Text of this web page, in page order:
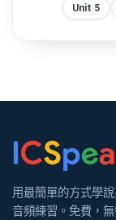
Unit 5
用最簡單的方式學
音頻練習。免費，無